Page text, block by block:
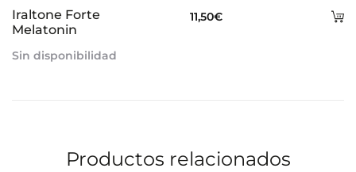
Iraltone Forte
Melatonin
Sin disponibilidad
11,50€
Productos relacionados